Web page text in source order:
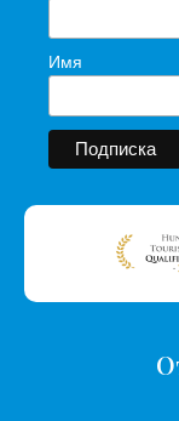
Имя